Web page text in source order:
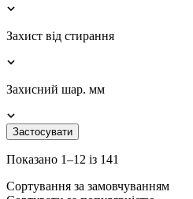
Захист від стирання
Захисний шар. мм
Застосувати
Показано 1–12 із 141
Сортування за замовчуванням